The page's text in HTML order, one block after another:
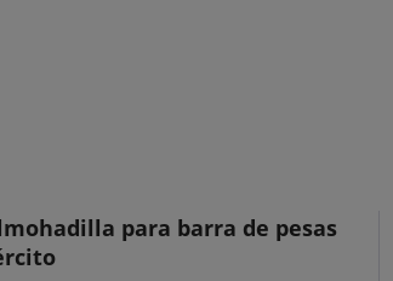
para barra de pesas